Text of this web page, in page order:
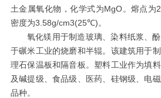
土金属氧化物，化学式为MgO。熔点
密度为3.58g/cm3(25℃)。
氧化镁用于制造玻璃、染料纸浆、
于碾米工业的烧磨和半辊。该建筑用于
理石保温板和隔音板。塑料工业作为填
及碱提级、食品级、医药、硅钢级、电
品种。